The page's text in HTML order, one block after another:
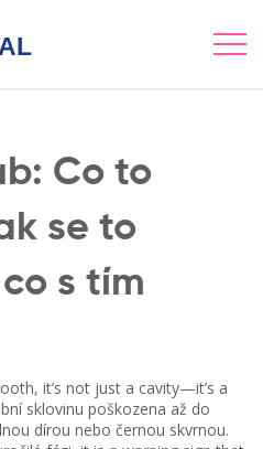
Co to
se to
s tím
it’s not just a cavity—it’s a
sklovinu poškozena až do
dírou nebo černou skvrnou.